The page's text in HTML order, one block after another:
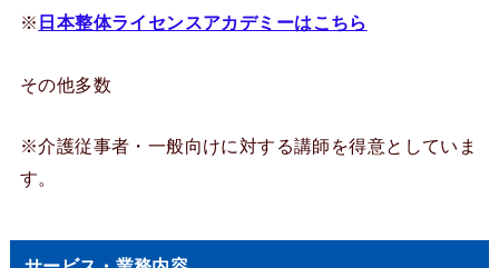
※ 日本整体ライセンスアカデミーはこちら
その他多数
※介護従事者・一般向けに対する講師を得意としていま
す。